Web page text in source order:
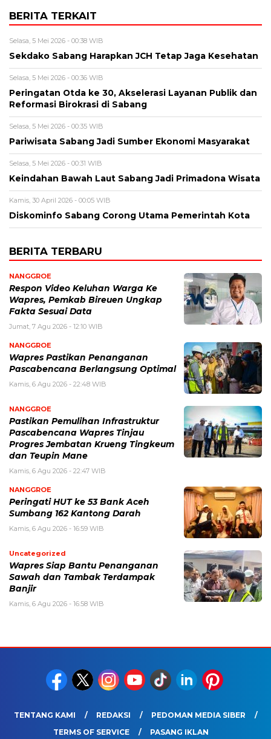
BERITA TERKAIT
Selasa, 5 Mei 2026 - 00:38 WIB
Sekdako Sabang Harapkan JCH Tetap Jaga Kesehatan
Selasa, 5 Mei 2026 - 00:36 WIB
Peringatan Otda ke 30, Akselerasi Layanan Publik dan
Reformasi Birokrasi di Sabang
Selasa, 5 Mei 2026 - 00:35 WIB
Pariwisata Sabang Jadi Sumber Ekonomi Masyarakat
Selasa, 5 Mei 2026 - 00:31 WIB
Keindahan Bawah Laut Sabang Jadi Primadona Wisata
Kamis, 30 April 2026 - 00:05 WIB
Diskominfo Sabang Corong Utama Pemerintah Kota
BERITA TERBARU
NANGGROE
Respon Video Keluhan Warga Ke
Wapres, Pemkab Bireuen Ungkap
Fakta Sesuai Data
Jumat, 7 Agu 2026 - 12:10 WIB
NANGGROE
Wapres Pastikan Penanganan
Pascabencana Berlangsung Optimal
Kamis, 6 Agu 2026 - 22:48 WIB
NANGGROE
Pastikan Pemulihan Infrastruktur
Pascabencana Wapres Tinjau
Progres Jembatan Krueng Tingkeum
dan Teupin Mane
Kamis, 6 Agu 2026 - 22:47 WIB
NANGGROE
Peringati HUT ke 53 Bank Aceh
Sumbang 162 Kantong Darah
Kamis, 6 Agu 2026 - 16:59 WIB
Uncategorized
Wapres Siap Bantu Penanganan
Sawah dan Tambak Terdampak
Banjir
Kamis, 6 Agu 2026 - 16:58 WIB
TENTANG KAMI REDAKSI
PEDOMAN MEDIA SIBER
TERMS OF SERVICE
PASANG IKLAN